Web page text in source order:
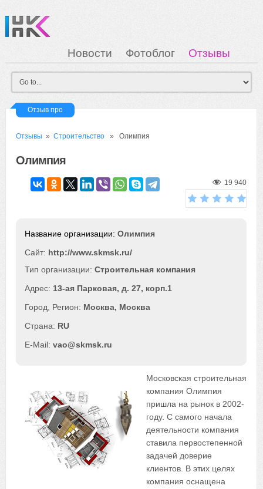
Новости Фотоблог
Отзывы
Загрузка
Мои Картинки Вход
Отзыв про
Отзывы »Строительство » Олимпия
Олимпия
19 940
Олимпия
Сайт: http://www.skmsk.ru/
Строительная компания
13-ая Парковая, д. 27, корп.1
Москва, Москва
RU
vao@skmsk.ru
Московская строительная
компания Олимпия
пришла на рынок в 2002-
году. С самого начала
деятельности компания
ставила первостепенной
задачей доверие
клиентов. В этих целях
компания оснащена